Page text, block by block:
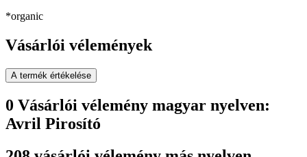
*organic
Vásárlói vélemények
A termék értékelése
0 Vásárlói vélemény magyar nyelven:
Avril Pirosító